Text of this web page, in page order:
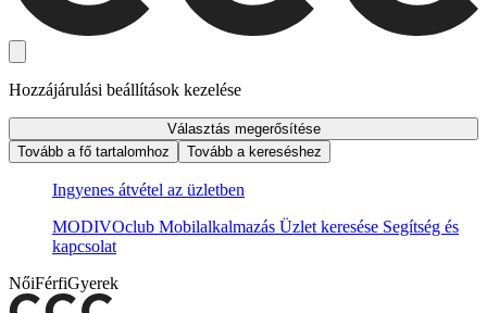
Hozzájárulási beállítások kezelése
Választás megerősítése
Tovább a fő tartalomhoz
Tovább a kereséshez
Ingyenes átvétel az üzletben
MODIVOclub Mobilalkalmazás Üzlet keresése Segítség és
kapcsolat
NőiFérfiGyerek